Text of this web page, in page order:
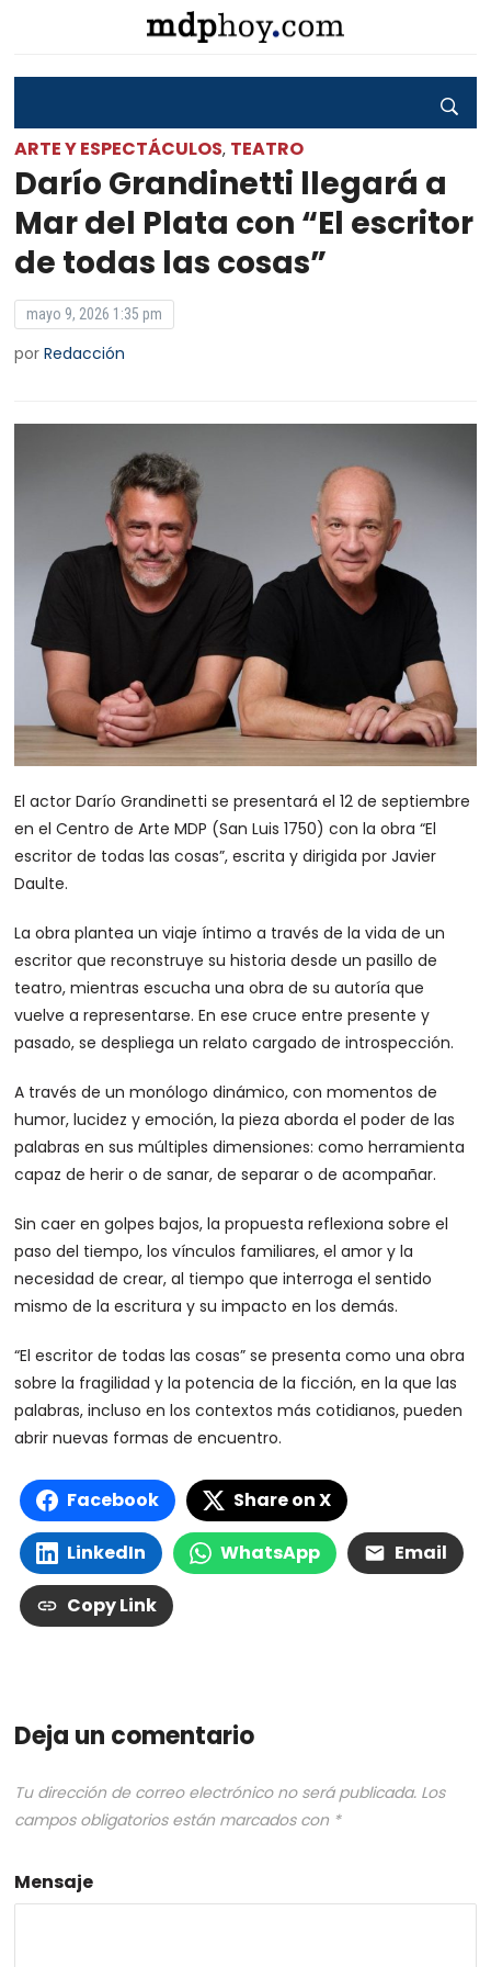
ARTE Y ESPECTÁCULOS, TEATRO
Darío Grandinetti llegará a
Mar del Plata con “El escritor
de todas las cosas”
mayo 9, 2026 1:35 pm
porRedacción
El actor Darío Grandinetti se presentará el 12 de septiembre
en el Centro de Arte MDP (San Luis 1750) con la obra “El
escritor de todas las cosas”, escrita y dirigida por Javier
Daulte.
La obra plantea un viaje íntimo a través de la vida de un
escritor que reconstruye su historia desde un pasillo de
teatro, mientras escucha una obra de su autoría que
vuelve a representarse. En ese cruce entre presente y
pasado, se despliega un relato cargado de introspección.
A través de un monólogo dinámico, con momentos de
humor, lucidez y emoción, la pieza aborda el poder de las
palabras en sus múltiples dimensiones: como herramienta
capaz de herir o de sanar, de separar o de acompañar.
Sin caer en golpes bajos, la propuesta reflexiona sobre el
paso del tiempo, los vínculos familiares, el amor y la
necesidad de crear, al tiempo que interroga el sentido
mismo de la escritura y su impacto en los demás.
“El escritor de todas las cosas” se presenta como una obra
sobre la fragilidad y la potencia de la ficción, en la que las
palabras, incluso en los contextos más cotidianos, pueden
abrir nuevas formas de encuentro.
Facebook Share on X
LinkedIn WhatsApp Email
Copy Link
Deja un comentario
Tu dirección de correo electrónico no será publicada. Los
campos obligatorios están marcados con *
Mensaje